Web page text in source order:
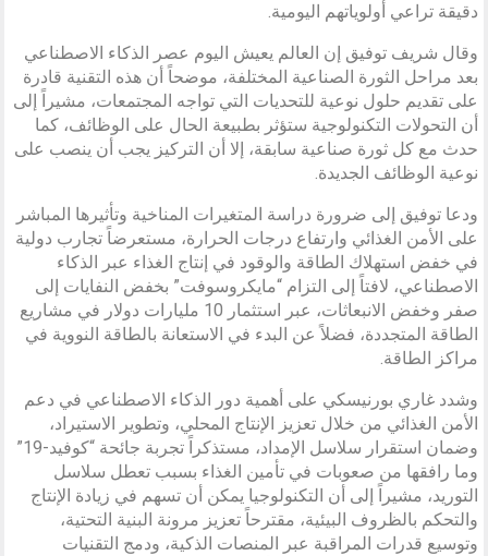
دقيقة تراعي أولوياتهم اليومية.
وقال شريف توفيق إن العالم يعيش اليوم عصر الذكاء الاصطناعي
بعد مراحل الثورة الصناعية المختلفة، موضحاً أن هذه التقنية قادرة
على تقديم حلول نوعية للتحديات التي تواجه المجتمعات، مشيراً إلى
أن التحولات التكنولوجية ستؤثر بطبيعة الحال على الوظائف، كما
حدث مع كل ثورة صناعية سابقة، إلا أن التركيز يجب أن ينصب على
نوعية الوظائف الجديدة.
ودعا توفيق إلى ضرورة دراسة المتغيرات المناخية وتأثيرها المباشر
على الأمن الغذائي وارتفاع درجات الحرارة، مستعرضاً تجارب دولية
في خفض استهلاك الطاقة والوقود في إنتاج الغذاء عبر الذكاء
الاصطناعي، لافتاً إلى التزام “مايكروسوفت” بخفض النفايات إلى
صفر وخفض الانبعاثات، عبر استثمار 10 مليارات دولار في مشاريع
الطاقة المتجددة، فضلاً عن البدء في الاستعانة بالطاقة النووية في
مراكز الطاقة.
وشدد غاري بورنيسكي على أهمية دور الذكاء الاصطناعي في دعم
الأمن الغذائي من خلال تعزيز الإنتاج المحلي، وتطوير الاستيراد،
وضمان استقرار سلاسل الإمداد، مستذكراً تجربة جائحة “كوفيد-19”
وما رافقها من صعوبات في تأمين الغذاء بسبب تعطل سلاسل
التوريد، مشيراً إلى أن التكنولوجيا يمكن أن تسهم في زيادة الإنتاج
والتحكم بالظروف البيئية، مقترحاً تعزيز مرونة البنية التحتية،
وتوسيع قدرات المراقبة عبر المنصات الذكية، ودمج التقنيات